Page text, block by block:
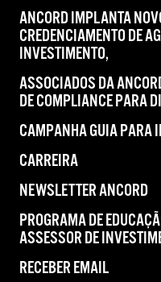
ANCORD IMPLANTA
CREDENCIAMENTO DE
INVESTIMENTO,
ASSOCIADOS DA
DE COMPLIANCE PARA
CAMPANHA GUIA PARA
CARREIRA
NEWSLETTER ANCORD
PROGRAMA DE
ASSESSOR DE
RECEBER EMAIL